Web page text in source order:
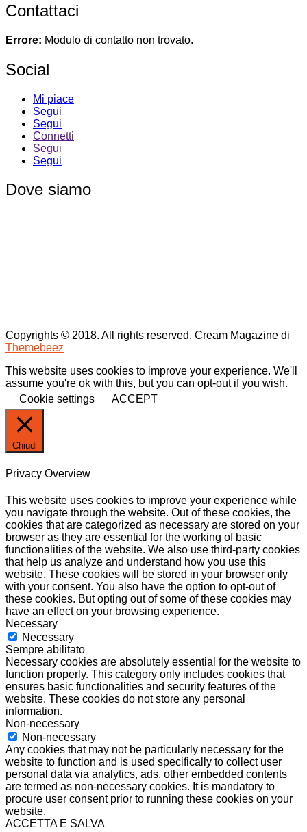
Contattaci
Errore: Modulo di contatto non trovato.
Social
Mi piace
Segui
Segui
Connetti
Segui
Segui
Dove siamo
Copyrights © 2018. All rights reserved. Cream Magazine di
Themebeez
This website uses cookies to improve your experience. We'll
assume you're ok with this, but you can opt-out if you wish.
Cookie settings
ACCEPT
Chiudi
Privacy Overview
This website uses cookies to improve your experience while
you navigate through the website. Out of these cookies, the
cookies that are categorized as necessary are stored on your
browser as they are essential for the working of basic
functionalities of the website. We also use third-party cookies
that help us analyze and understand how you use this
website. These cookies will be stored in your browser only
with your consent. You also have the option to opt-out of
these cookies. But opting out of some of these cookies may
have an effect on your browsing experience.
Necessary
Necessary
Sempre abilitato
Necessary cookies are absolutely essential for the website to
function properly. This category only includes cookies that
ensures basic functionalities and security features of the
website. These cookies do not store any personal
information.
Non-necessary
Non-necessary
Any cookies that may not be particularly necessary for the
website to function and is used specifically to collect user
personal data via analytics, ads, other embedded contents
are termed as non-necessary cookies. It is mandatory to
procure user consent prior to running these cookies on your
website.
ACCETTA E SALVA